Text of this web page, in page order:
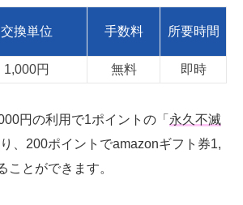
交換単位 手数料 所要時間
1,000円 無料 即時
円の利用で1ポイントの「 永久不滅
り、200ポイントでamazonギフト券1,
ことができます。